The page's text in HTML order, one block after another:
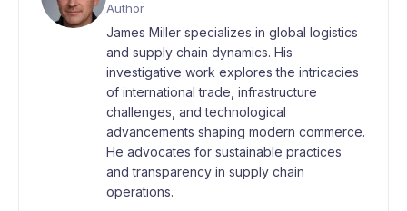
Author
James Miller specializes in global logistics
and supply chain dynamics. His
investigative work explores the intricacies
of international trade, infrastructure
challenges, and technological
advancements shaping modern commerce.
He advocates for sustainable practices
and transparency in supply chain
operations.